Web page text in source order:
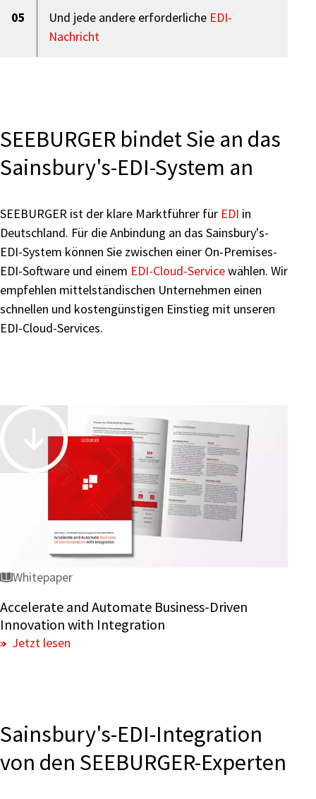
05 Und jede andere erforderliche EDI-
Nachricht
SEEBURGER bindet Sie an das
Sainsbury's-EDI-System an
SEEBURGER ist der klare Marktführer für EDI in
Deutschland. Für die Anbindung an das Sainsbury's-
EDI-System können Sie zwischen einer On-Premises-
EDI-Software und einem EDI-Cloud-Servicewählen. Wir
empfehlen mittelständischen Unternehmen einen
schnellen und kostengünstigen Einstieg mit unseren
EDI-Cloud-Services.
Accelerate
Automate
Business-
Integration
Whitepaper
Accelerate and Automate Business-Driven
Innovation with Integration
Jetzt lesen
Sainsbury's-EDI-Integration
von den SEEBURGER-Experten